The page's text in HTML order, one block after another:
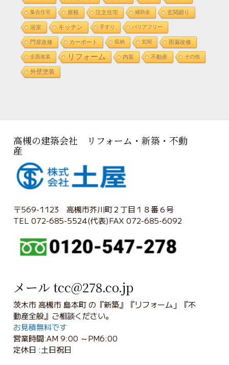
集合住宅 屋根 注文住宅 補助金 玄関廻り
浴室 キッチン 手すり バリアフリー
門扉改修 カーポート 収納 玄関 雨漏改修
全面改装 リフォーム 内装 不動産 その他
外壁塗装
高槻の建築会社 リフォーム・新築・不動
産
〒569-1123 高槻市芥川町２丁目１８番６号
TEL 072-685-5524(代表)FAX 072-685-6092
メール tcc@278.co.jp
茨木市 高槻市 島本町 の『新築』『リフォーム」『不
動産全般』ご相談ください。
お見積無料です
営業時間:AM 9:00 ～PM6:00
定休日 :土日祝日